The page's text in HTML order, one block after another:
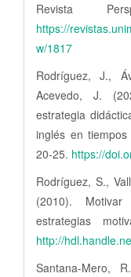
Revista
https://
w/1817
Rodríguez, J.,
Acevedo, J.
estrategia
inglés en
20-25. https://
Rodríguez, S.,
(2010).
estrategias
http://
Santana-Mero,